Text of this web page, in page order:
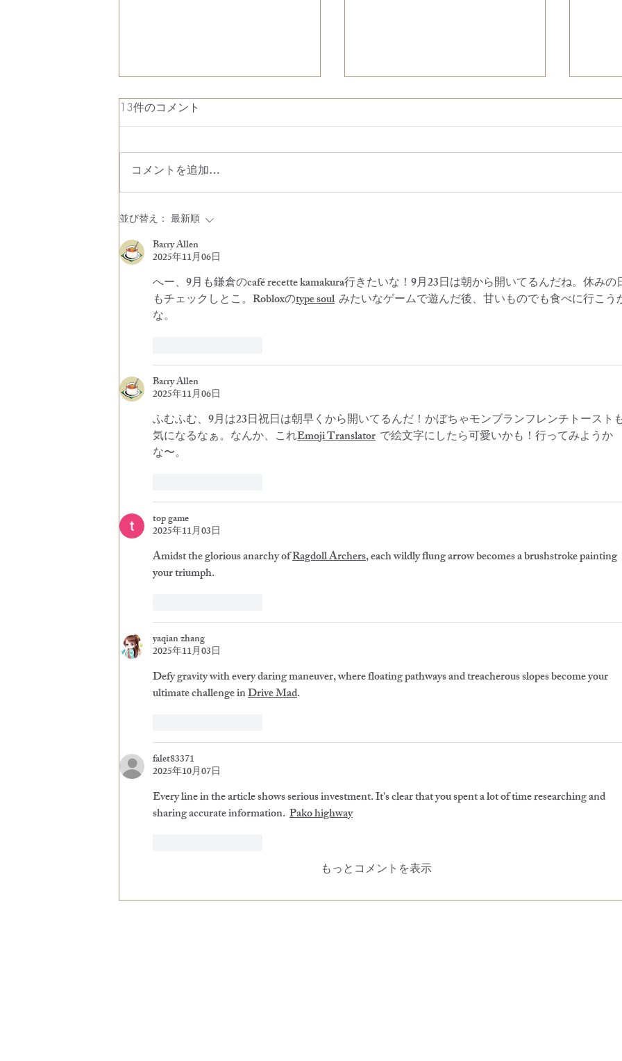
8月営業のお知らせ
13件のコメント
コメントを追加…
並び替え： 最新順
Barry Allen
2025年11月06日
へー、9月も鎌倉のcafé recette kamakura行きたいな！9月23日は朝から開いてるんだね。休みの
もチェックしとこ。Robloxのtype soul
みたいなゲームで遊んだ後、甘いものでも食べに行こう
な。
Barry Allen
2025年11月06日
ふむふむ、9月は23日祝日は朝早くから開いてるんだ！かぼちゃモンブランフレンチトースト
気になるなぁ。なんか、これEmoji Translator
  で絵文字にしたら可愛いかも！行ってみようか
な〜。
top game
2025年11月03日
Amidst the glorious anarchy of Ragdoll Archers, each wildly flung arrow becomes a brushstroke painting
your triumph.
yaqian zhang
2025年11月03日
Defy gravity with every daring maneuver, where floating pathways and treacherous slopes become your
ultimate challenge in Drive Mad.
falet83371
2025年10月07日
Every line in the article shows serious investment. It's clear that you spent a lot of time researching and
sharing accurate information. Pako highway
もっとコメントを表示